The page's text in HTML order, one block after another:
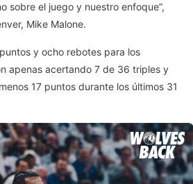
sobre el juego y nuestro enfoque”,
Mike Malone.
y ocho rebotes para los
apenas acertando 7 de 36 triples y
17 puntos durante los últimos 31